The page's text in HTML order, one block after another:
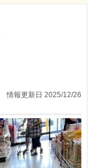
情報更新日 2025/12/26